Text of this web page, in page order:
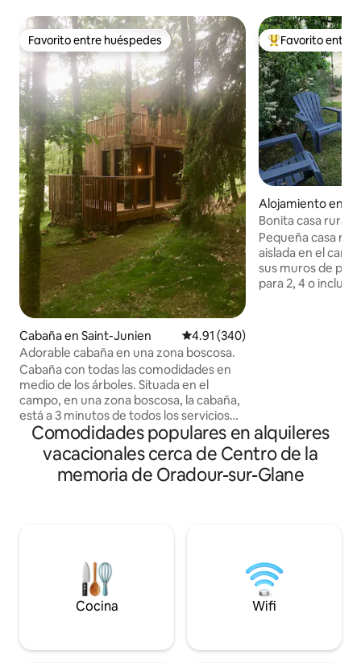
Favorito entre huéspedes
Favorito entre huéspedes
Cabaña en Saint-Junien Calificación promedio: 4.91 de
4.91 (340)
Adorable cabaña en una zona boscosa.
Cabaña con todas las comodidades en
medio de los árboles. Situada en el
campo, en una zona boscosa, la cabaña,
está a 3 minutos de todos los servicios
(panadería, tienda de comestibles
orgánicos, supermercados, tienda de
comestibles congelados...) y a 3 minutos
del corazón de la ciudad de Saint-Junien,
Glane y a 20 minutos de Limoges, ciudad
de Artes y Fuego, famosa por su
porcelana.
Favorito entre
Favorito entre
Alojamiento en
r-Glane
Bonita casa rural
2 a 4 personas
Pequeña casa
aislada en el
sus muros de
para 2, 4 o
respecto a estos
animales.
Comodidades populares en alquileres
vacacionales cerca de Centro de la
memoria de Oradour-sur-Glane
Cocina Wifi